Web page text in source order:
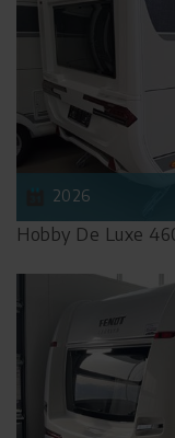
2026
Hobby De Luxe